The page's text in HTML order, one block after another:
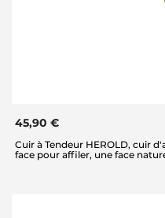
45,90 €
Cuir à Tendeur HEROLD, cuir
face pour affiler, une face